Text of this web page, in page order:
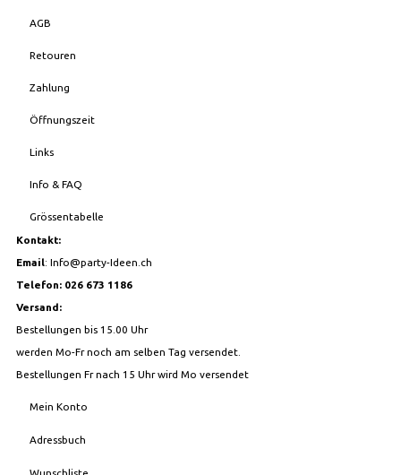
AGB
Retouren
Zahlung
Öffnungszeit
Links
Info & FAQ
Grössentabelle
Kontakt:
Email: Info@party-Ideen.ch
Telefon: 026 673 1186
Versand:
Bestellungen bis 15.00 Uhr
werden Mo-Fr noch am selben Tag versendet.
Bestellungen Fr nach 15 Uhr wird Mo versendet
Mein Konto
Adressbuch